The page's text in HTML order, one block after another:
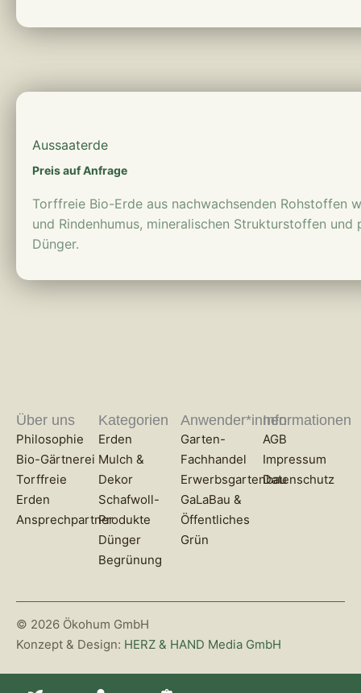
Aussaaterde
Preis auf Anfrage
Torffreie Bio-Erde aus nachwachsenden Rohstoffen
und Rindenhumus, mineralischen Strukturstoffen und
Dünger.
Über uns
Philosophie
Bio-Gärtnerei
Torffreie
Erden
Ansprechpartner
Kategorien
Erden
Mulch &
Dekor
Schafwoll-
Produkte
Dünger
Begrünung
Anwender*innen
Garten-
Fachhandel
Erwerbsgartenbau
GaLaBau &
Öffentliches
Grün
Informationen
AGB
Impressum
Datenschutz
© 2026 Ökohum GmbH
Konzept & Design: HERZ & HAND Media GmbH